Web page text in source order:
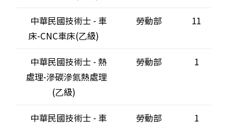
中華民國技術士 - 車
床-CNC車床(乙級)
勞動部 11
中華民國技術士 - 熱
處理-滲碳滲氮熱處理
(乙級)
勞動部 1
中華民國技術士 - 車 勞動部 1